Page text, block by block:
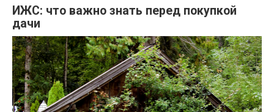
ИЖС: что важно знать перед покупкой
дачи